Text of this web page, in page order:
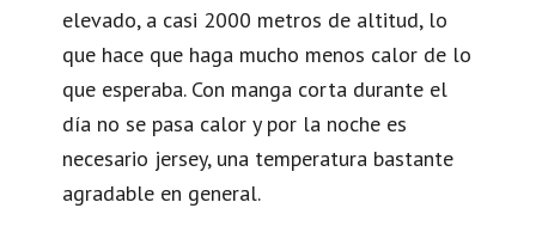
elevado, a casi 2000 metros de altitud, lo
que hace que haga mucho menos calor de lo
que esperaba. Con manga corta durante el
día no se pasa calor y por la noche es
necesario jersey, una temperatura bastante
agradable en general.